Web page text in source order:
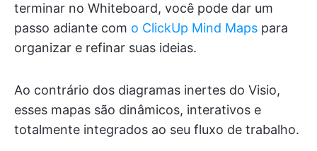
terminar no Whiteboard, você pode dar um
passo adiante com o ClickUp Mind Maps para
organizar e refinar suas ideias.
Ao contrário dos diagramas inertes do Visio,
esses mapas são dinâmicos, interativos e
totalmente integrados ao seu fluxo de trabalho.